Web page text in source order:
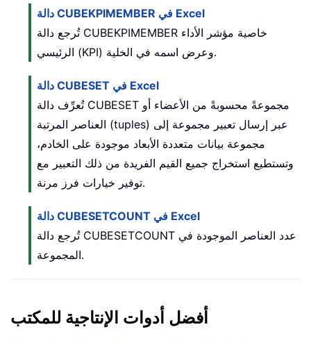
دالة CUBEKPIMEMBER في Excel
تُرجع دالة CUBEKPIMEMBER خاصية مؤشر الأداء
الرئيسي (KPI) وعرض اسمه في الخلية.
دالة CUBESET في Excel
تُعرِّف دالة CUBESET مجموعةً محسوبةً من الأعضاء أو
العناصر المرتبة (tuples) عبر إرسال تعبير مجموعة إلى
مجموعة بيانات متعددة الأبعاد موجودة على الخادم،
وتستطيع استخراج جميع القيم الفريدة من ذلك التعبير مع
توفير خيارات فرز مرنة.
دالة CUBESETCOUNT في Excel
تُرجع دالة CUBESETCOUNT عدد العناصر الموجودة في
المجموعة.
أفضل أدوات الإنتاجية للمكتب